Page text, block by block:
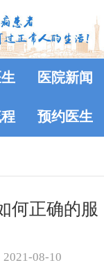
医院新闻
预约医生
何正确的服
2021-08-10